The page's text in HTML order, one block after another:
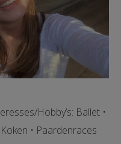
Hobby’s: Ballet •
• Paardenraces